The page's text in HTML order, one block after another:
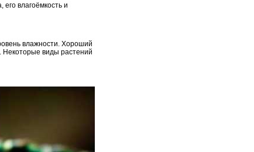
влагоёмкость и
влажности. Хороший
Некоторые виды растений